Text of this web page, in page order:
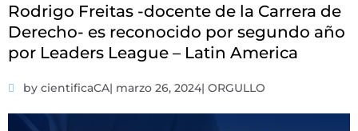
Rodrigo Freitas -docente de la Carrera de
Derecho- es reconocido por segundo año
por Leaders League – Latin America
by cientificaCA| marzo 26, 2024| ORGULLO